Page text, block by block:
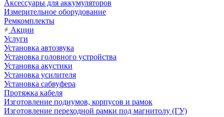
Аксессуары для аккумуляторов
Измерительное оборудование
Ремкомплекты
Акции
Услуги
Установка автозвука
Установка головного устройства
Установка акустики
Установка усилителя
Установка сабвуфера
Протяжка кабеля
Изготовление подиумов, корпусов и рамок
Изготовление переходной рамки под магнитолу (ГУ)